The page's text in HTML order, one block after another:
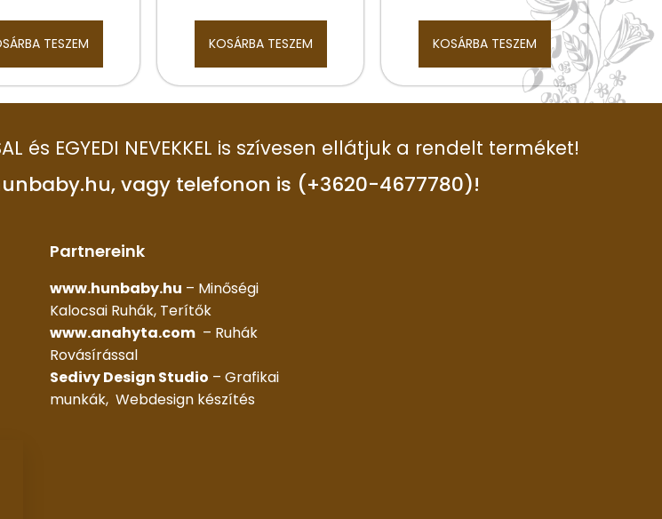
TESZEM KOSÁRBA TESZEM KOSÁRBA TESZEM
és EGYEDI NEVEKKEL is szívesen ellátjuk a rendelt terméket!
vagy telefonon is (+3620-4677780)!
Partnereink
www.hunbaby.hu – Minőségi
Kalocsai Ruhák, Terítők
www.anahyta.com – Ruhák
Rovásírással
Sedivy Design Studio – Grafikai
munkák, Webdesign készítés